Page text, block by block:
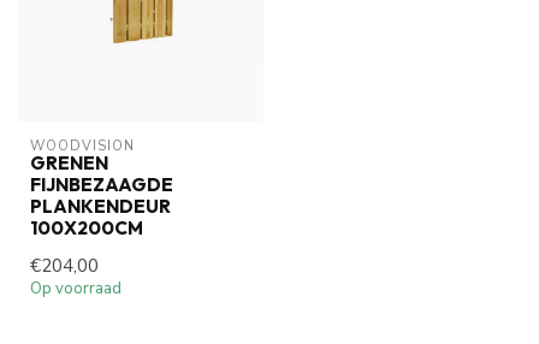
WOODVISION
GRENEN
FIJNBEZAAGDE
PLANKENDEUR
100X200CM
€204,00
Op voorraad